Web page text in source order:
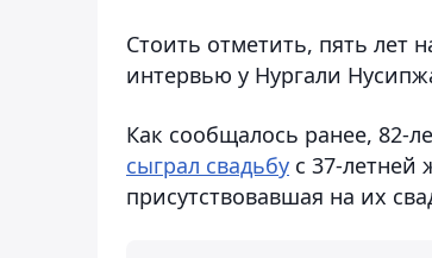
Стоить отметить, пять лет
интервью у Нургали
Как сообщалось ранее, 82-
сыграл свадьбу с 37-
присутствовавшая на их